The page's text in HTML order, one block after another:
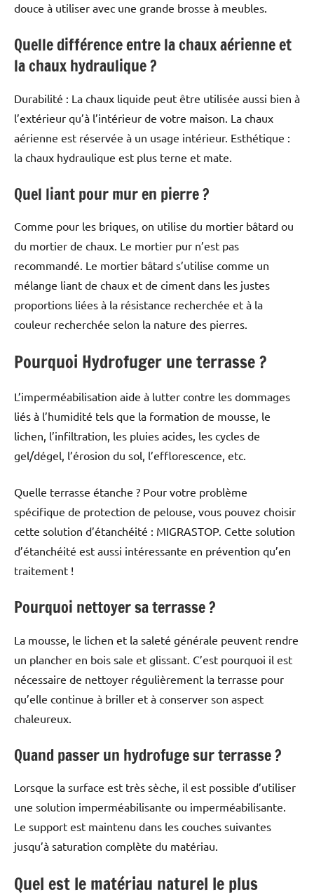
douce à utiliser avec une grande brosse à meubles.
Quelle différence entre la chaux aérienne et
la chaux hydraulique ?
Durabilité : La chaux liquide peut être utilisée aussi bien à
l’extérieur qu’à l’intérieur de votre maison. La chaux
aérienne est réservée à un usage intérieur. Esthétique :
la chaux hydraulique est plus terne et mate.
Quel liant pour mur en pierre ?
Comme pour les briques, on utilise du mortier bâtard ou
du mortier de chaux. Le mortier pur n’est pas
recommandé. Le mortier bâtard s’utilise comme un
mélange liant de chaux et de ciment dans les justes
proportions liées à la résistance recherchée et à la
couleur recherchée selon la nature des pierres.
Pourquoi Hydrofuger une terrasse ?
L’imperméabilisation aide à lutter contre les dommages
liés à l’humidité tels que la formation de mousse, le
lichen, l’infiltration, les pluies acides, les cycles de
gel/dégel, l’érosion du sol, l’efflorescence, etc.
Quelle terrasse étanche ? Pour votre problème
spécifique de protection de pelouse, vous pouvez choisir
cette solution d’étanchéité : MIGRASTOP. Cette solution
d’étanchéité est aussi intéressante en prévention qu’en
traitement !
Pourquoi nettoyer sa terrasse ?
La mousse, le lichen et la saleté générale peuvent rendre
un plancher en bois sale et glissant. C’est pourquoi il est
nécessaire de nettoyer régulièrement la terrasse pour
qu’elle continue à briller et à conserver son aspect
chaleureux.
Quand passer un hydrofuge sur terrasse ?
Lorsque la surface est très sèche, il est possible d’utiliser
une solution imperméabilisante ou imperméabilisante.
Le support est maintenu dans les couches suivantes
jusqu’à saturation complète du matériau.
Quel est le matériau naturel le plus